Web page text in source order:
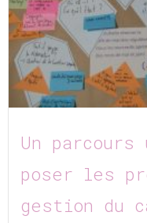
Un
poser les
gestion du